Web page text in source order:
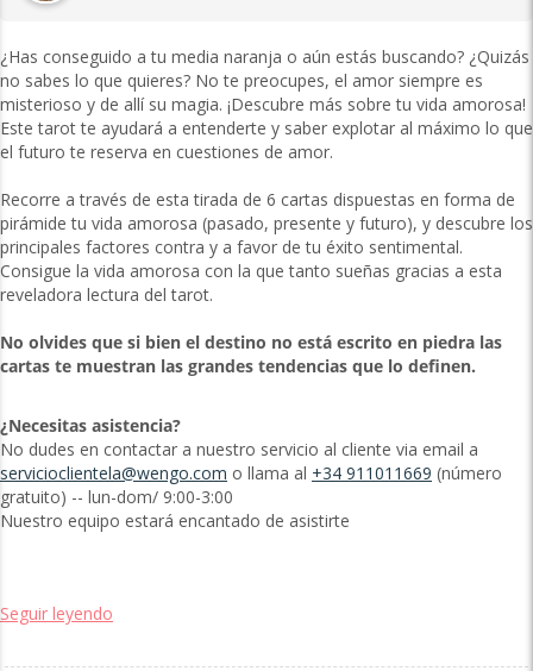
¿Has conseguido a tu media naranja o aún estás buscando? ¿Quizás
no sabes lo que quieres? No te preocupes, el amor siempre es
misterioso y de allí su magia. ¡Descubre más sobre tu vida amorosa!
Este tarot te ayudará a entenderte y saber explotar al máximo lo que
el futuro te reserva en cuestiones de amor.
Recorre a través de esta tirada de 6 cartas dispuestas en forma de
pirámide tu vida amorosa (pasado, presente y futuro), y descubre los
principales factores contra y a favor de tu éxito sentimental.
Consigue la vida amorosa con la que tanto sueñas gracias a esta
reveladora lectura del tarot.
No olvides que si bien el destino no está escrito en piedra las
cartas te muestran las grandes tendencias que lo definen.
¿Necesitas asistencia?
No dudes en contactar a nuestro servicio al cliente via email a
servicioclientela@wengo.com o llama al +34 911011669
gratuito) -- lun-dom/ 9:00-3:00
Nuestro equipo estará encantado de asistirte
Seguir leyendo